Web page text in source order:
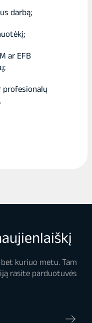
darbą;
ar EFB
profesionalų
kuriuo metu. Tam
rasite parduotuvės